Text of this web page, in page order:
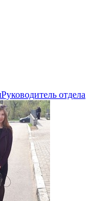
Руководитель отдела